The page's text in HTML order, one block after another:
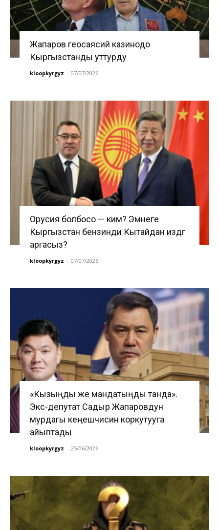
Жапаров геосаясий казинодо
Кыргызстанды уттурду
kloopkyrgyz - 07/07/2026
Орусия болбосо — ким? Эмнеге
Кыргызстан бензинди Кытайдан издөөгө
аргасыз?
kloopkyrgyz - 07/07/2026
«Кызыңды же мандатыңды танда».
Экс-депутат Садыр Жапаровдун
мурдагы кеңешчисин коркутууга
айыптады
kloopkyrgyz - 25/06/2026